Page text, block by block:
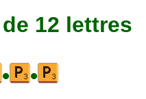
12 lettres
• •